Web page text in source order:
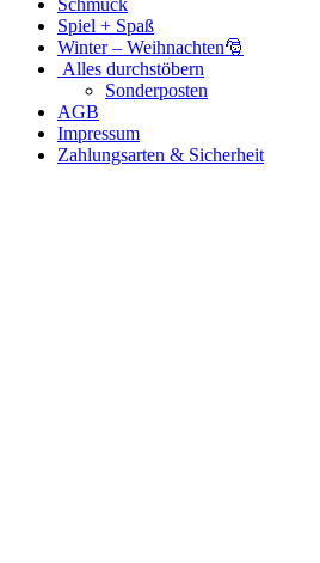
Schmuck
Spiel + Spaß
Winter – Weihnachten🎅
Alles durchstöbern
Sonderposten
AGB
Impressum
Zahlungsarten & Sicherheit